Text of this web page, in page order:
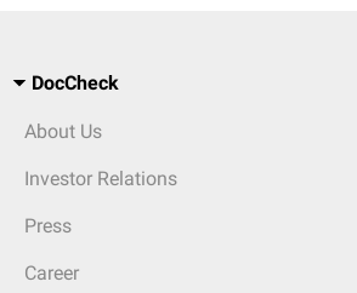
DocCheck
About Us
Investor Relations
Press
Career